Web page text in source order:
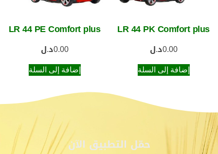
LR 44 PK Comfort plus
0.00د.ل
إضافة إلى السلة
LR 44 PE Comfort plus
0.00د.ل
إضافة إلى السلة
حمّل التطبيق الآن